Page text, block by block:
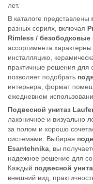
лет.
В каталоге представлены
разных сериях, включая
Rimless / безободковые
ассортимента
инсталляцию,
практичные решения для
позволяет подобрать
интерьера, формат
ежедневном
Подвесной унитаз
лаконичное и визуально
за полом и хорошо
системами. Выбирая
Esantehnika , вы
надежное решение для
Каждый подвесной
внешний вид,